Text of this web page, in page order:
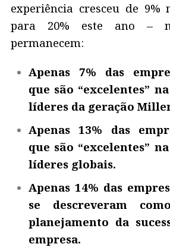
experiência cresceu de 9%
para 20% este ano –
permanecem:
Apenas 7% das
que são “excelentes”
líderes da geração
Apenas 13% das
que são “excelentes”
líderes globais.
Apenas 14% das
se descreveram
planejamento da
empresa.